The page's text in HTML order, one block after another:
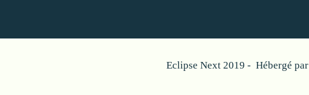
Eclipse Next 2019 - Hébergé par